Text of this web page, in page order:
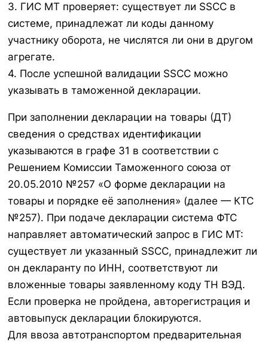
3. ГИС МТ проверяет: существует ли SSCC в
системе, принадлежат ли коды данному
участнику оборота, не числятся ли они в другом
агрегате.
4. После успешной валидации SSCC можно
указывать в таможенной декларации.
При заполнении декларации на товары (ДТ)
сведения о средствах идентификации
указываются в графе 31 в соответствии с
Решением Комиссии Таможенного союза от
20.05.2010 №257 «О форме декларации на
товары и порядке её заполнения» (далее — КТС
№257). При подаче декларации система ФТС
направляет автоматический запрос в ГИС МТ:
существует ли указанный SSCC, принадлежит ли
он декларанту по ИНН, соответствуют ли
вложенные товары заявленному коду ТН ВЭД.
Если проверка не пройдена, авторегистрация и
автовыпуск декларации блокируются.
Для ввоза автотранспортом предварительная